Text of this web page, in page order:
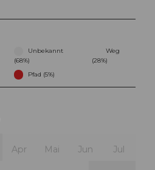
Unbekannt
(68%)
Weg
(28%)
Pfad (5%)
Apr Mai Jun Jul